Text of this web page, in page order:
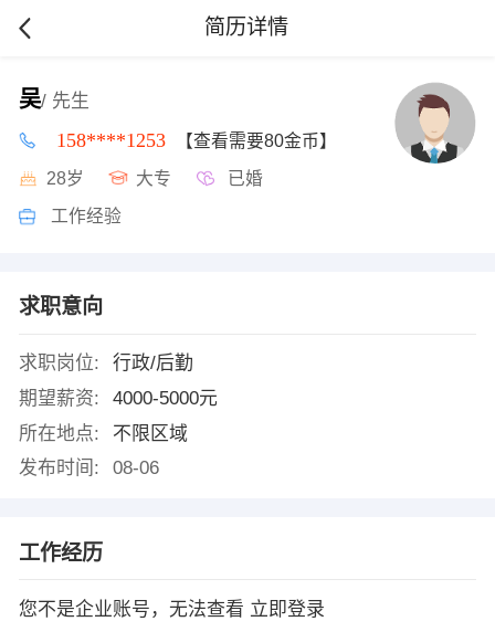
简历详情
吴/ 先生
158****1253 【查看需要80金币】
28岁 大专 已婚
工作经验
求职意向
求职岗位:
行政/后勤
期望薪资:
4000-5000元
所在地点:
不限区域
发布时间:
08-06
工作经历
您不是企业账号，无法查看 立即登录